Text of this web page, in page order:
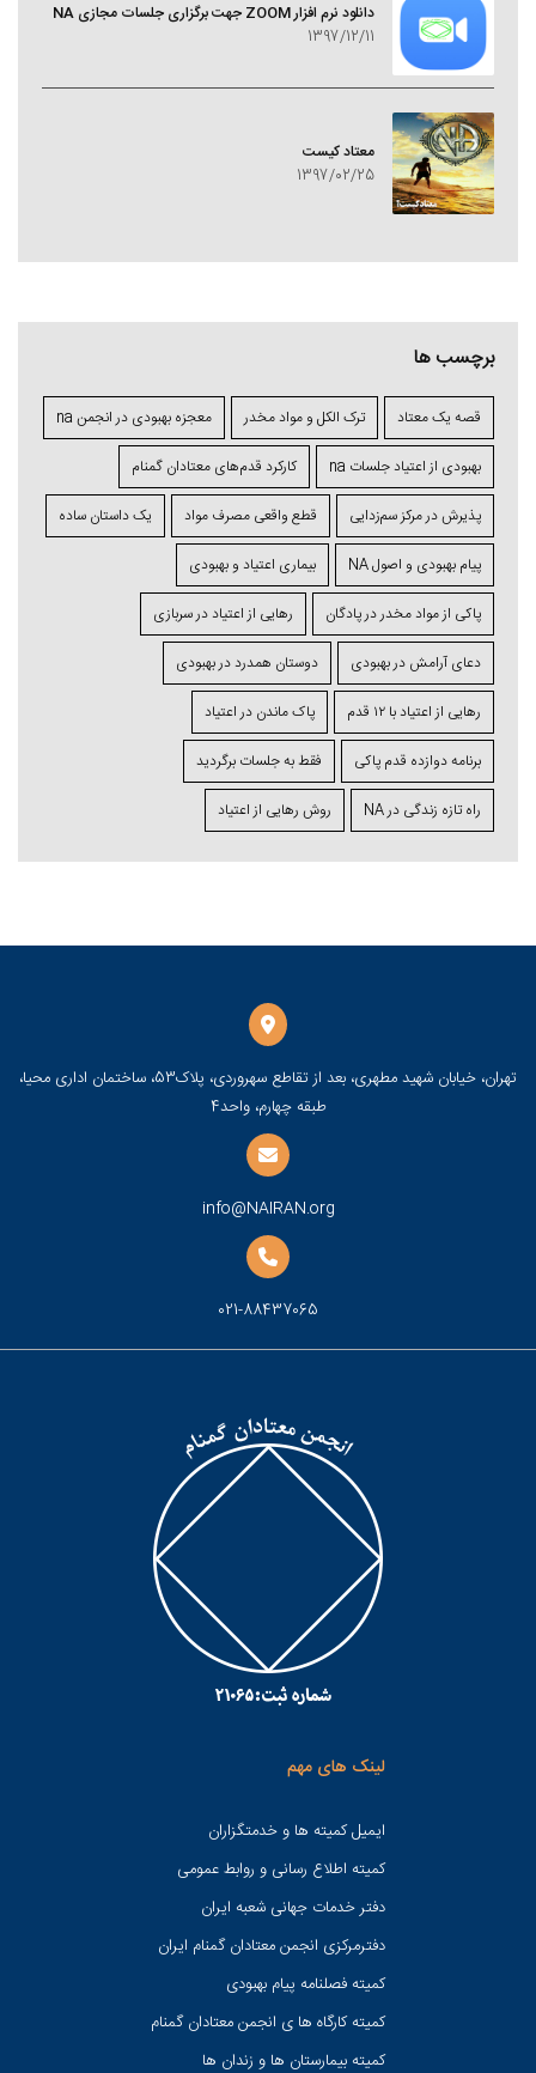
دانلود نرم افزار ZOOM جهت برگزاری جلسات مجازی NA
1397/12/11
معتاد کيست
1397/02/25
برچسب ها
قصه یک معتاد ترک الکل و مواد مخدر معجزه بهبودی در انجمن na
بهبودی از اعتیاد جلسات na کارکرد قدم‌های معتادان گمنام
پذیرش در مرکز سم‌زدایی قطع واقعی مصرف مواد یک داستان ساده
پیام بهبودی و اصول NA بیماری اعتیاد و بهبودی
پاکی از مواد مخدر در پادگان رهایی از اعتیاد در سربازی
دعای آرامش در بهبودی دوستان همدرد در بهبودی
رهایی از اعتیاد با ۱۲ قدم پاک ماندن در اعتیاد
برنامه دوازده قدم پاکی فقط به جلسات برگردید
راه تازه زندگی در NA روش رهایی از اعتیاد
تهران، خیابان شهید مطهری، بعد از تقاطع سهروردی، پلاک53، ساختمان اداری محیا،
طبقه چهارم، واحد4
info@NAIRAN.org
021-88437065
لینک های مهم
ایمیل کمیته ها و خدمتگزاران
کميته اطلاع رسانی و روابط عمومی
دفتر خدمات جهانی شعبه ايران
دفترمرکزی انجمن معتادان گمنام ایران
کمیته فصلنامه پیام بهبودی
کمیته کارگاه ها ی انجمن معتادان گمنام
کمیته بیمارستان ها و زندان ها